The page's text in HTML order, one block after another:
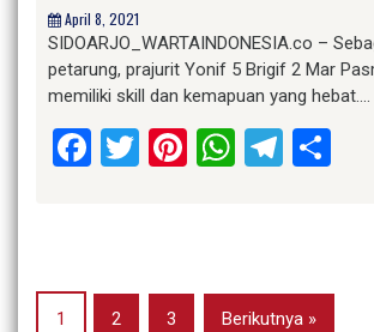
April 8, 2021
SIDOARJO_WARTAINDONESIA.co –
petarung, prajurit Yonif 5 Brigif 2 Mar
memiliki skill dan kemapuan yang hebat….
Facebook
Twitter
Pinterest
1 2 3 Berikutnya »